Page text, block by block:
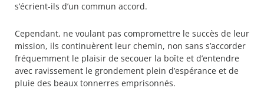
s’écrient-ils d’un commun accord.
Cependant, ne voulant pas compromettre le succès de leur
mission, ils continuèrent leur chemin, non sans s’accorder
fréquemment le plaisir de secouer la boîte et d’entendre
avec ravissement le grondement plein d’espérance et de
pluie des beaux tonnerres emprisonnés.